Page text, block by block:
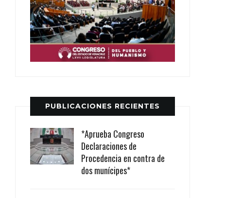
PUBLICACIONES RECIENTES
*Aprueba Congreso
Declaraciones de
Procedencia en contra de
dos munícipes*